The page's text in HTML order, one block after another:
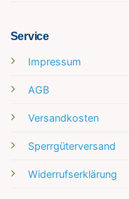
Service
Impressum
AGB
Versandkosten
Sperrgüterversand
Widerrufserklärung